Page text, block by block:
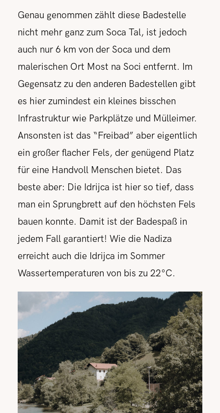
Genau genommen zählt diese Badestelle
nicht mehr ganz zum Soca Tal, ist jedoch
auch nur 6 km von der Soca und dem
malerischen Ort Most na Soci entfernt. Im
Gegensatz zu den anderen Badestellen gibt
es hier zumindest ein kleines bisschen
Infrastruktur wie Parkplätze und Mülleimer.
Ansonsten ist das “Freibad” aber eigentlich
ein großer flacher Fels, der genügend Platz
für eine Handvoll Menschen bietet. Das
beste aber: Die Idrijca ist hier so tief, dass
man ein Sprungbrett auf den höchsten Fels
bauen konnte. Damit ist der Badespaß in
jedem Fall garantiert! Wie die Nadiza
erreicht auch die Idrijca im Sommer
Wassertemperaturen von bis zu 22°C.